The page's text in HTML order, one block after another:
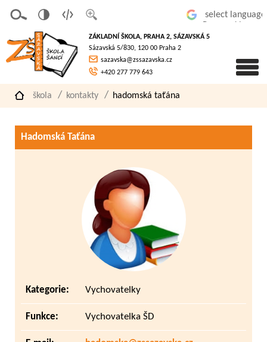
písmo
á
verze
pro
slaboz
raké
ZÁKLADNÍ ŠKOLA, PRAHA 2, SÁZAVSKÁ 5
Sázavská 5/830, 120 00 Praha 2
sazavska@zssazavska.cz
+420 277 779 643
škola kontakty hadomská taťána
Hadomská Taťána
Kategorie: Vychovatelky
Funkce: Vychovatelka ŠD